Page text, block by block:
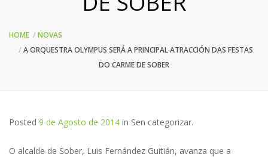
HOME
NOVAS
A ORQUESTRA OLYMPUS SERÁ A PRINCIPAL ATRACCIÓN DAS FESTAS
DO CARME DE SOBER
Posted 9 de Agosto de 2014 in Sen categorizar.
O alcalde de Sober, Luis Fernández Guitián, avanza que a